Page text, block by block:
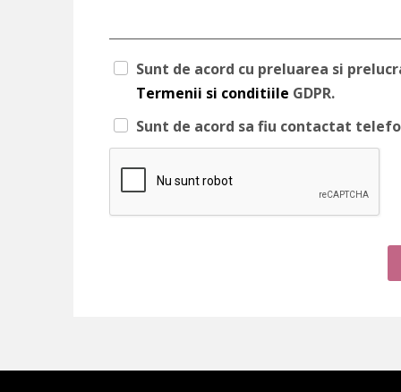
Sunt de acord cu preluarea si
Termenii si conditiile GDPR.
Sunt de acord sa fiu contactat